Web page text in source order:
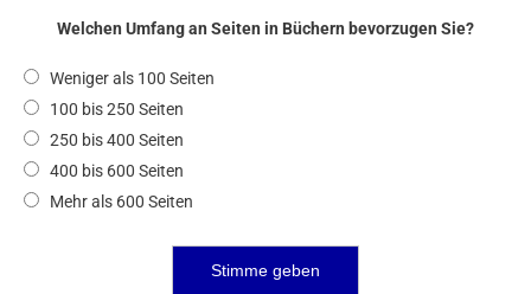
Welchen Umfang an Seiten in Büchern bevorzugen Sie?
Weniger als 100 Seiten
100 bis 250 Seiten
250 bis 400 Seiten
400 bis 600 Seiten
Mehr als 600 Seiten